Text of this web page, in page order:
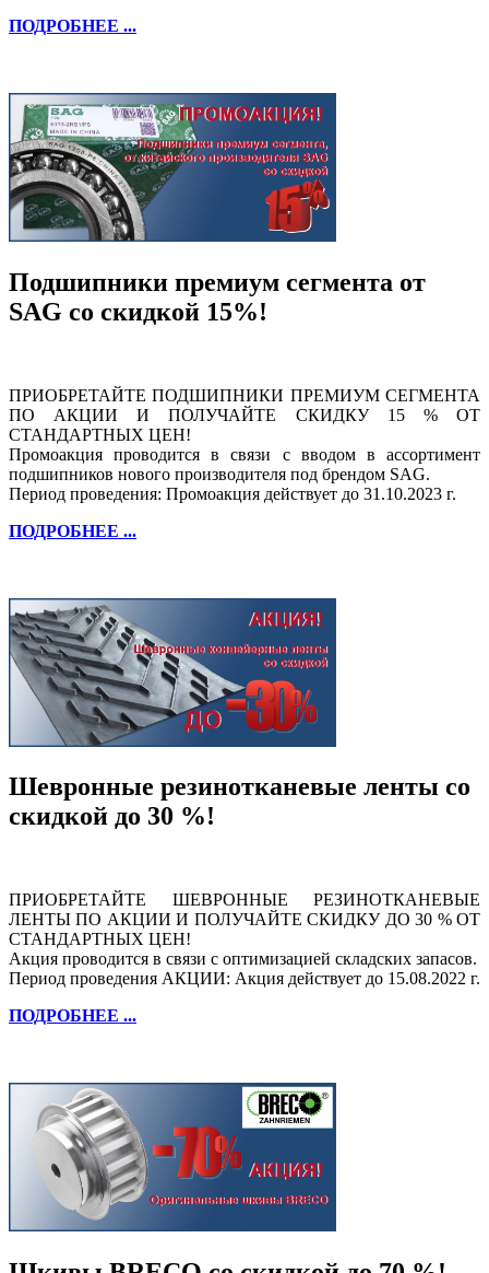
ПОДРОБНЕЕ ...
Подшипники премиум сегмента от
SAG со скидкой 15%!
ПРИОБРЕТАЙТЕ ПОДШИПНИКИ ПРЕМИУМ СЕГМЕНТА
ПО АКЦИИ И ПОЛУЧАЙТЕ СКИДКУ 15 % ОТ
СТАНДАРТНЫХ ЦЕН!
Промоакция проводится в связи с вводом в ассортимент
подшипников нового производителя под брендом SAG.
Период проведения: Промоакция действует до 31.10.2023 г.
ПОДРОБНЕЕ ...
Шевронные резинотканевые ленты со
скидкой до 30 %!
ПРИОБРЕТАЙТЕ ШЕВРОННЫЕ РЕЗИНОТКАНЕВЫЕ
ЛЕНТЫ ПО АКЦИИ И ПОЛУЧАЙТЕ СКИДКУ ДО 30 % ОТ
СТАНДАРТНЫХ ЦЕН!
Акция проводится в связи с оптимизацией складских запасов.
Период проведения АКЦИИ: Акция действует до 15.08.2022 г.
ПОДРОБНЕЕ ...